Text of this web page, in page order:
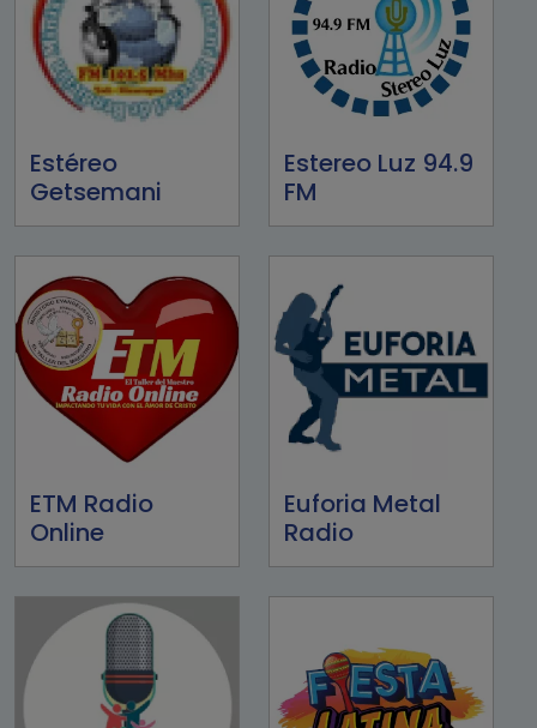
Estéreo
Getsemani
Estereo Luz 94.9
FM
ETM Radio
Online
Euforia Metal
Radio